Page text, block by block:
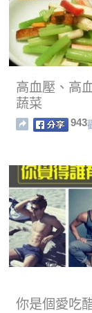
高血壓、高
蔬菜
943
你是個愛吃